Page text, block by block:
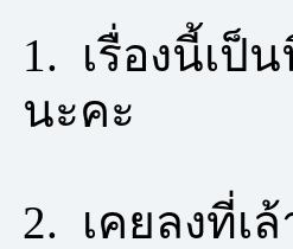
1. เรื่องนี้เป็
นะคะ
2. เคยลงที่เ